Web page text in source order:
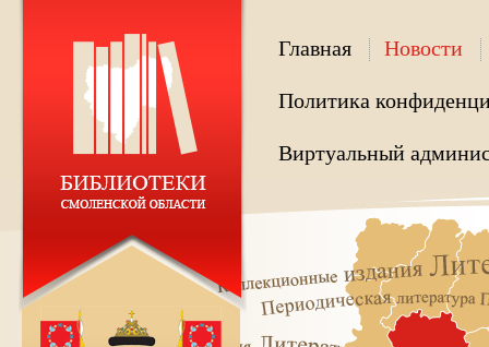
Главная Новости
Политика
Виртуальный